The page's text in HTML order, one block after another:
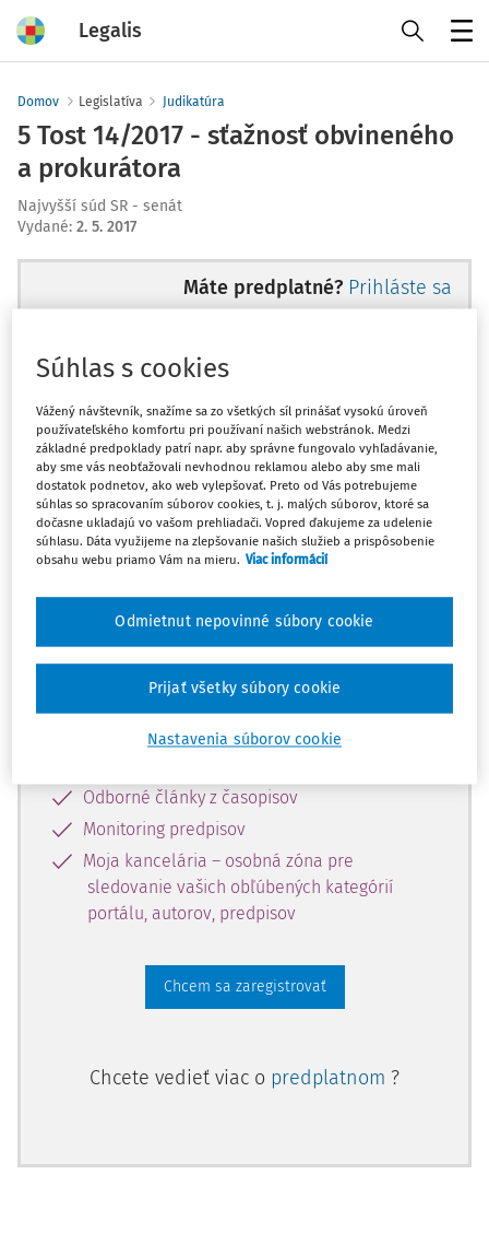
Legalis
Domov Legislatíva Judikatúra
5 Tost 14/2017 - sťažnosť obvineného
a prokurátora
Najvyšší súd SR - senát
Vydané: 2. 5. 2017
Máte predplatné? Prihláste sa
Ups, zatiaľ ste si prečítali len
začiatok...
Celý odborný obsah z tejto oblasti je
dostupný predplatiteľom portálu.
Odomknite si prístup k odbornému
obsahu a získajte prístup na 10 dní
zdarma, stačí sa len zaregistrovať.
Vďaka registrácii získate prístup aj k
vybranému obsahu:
Odborné články z časopisov
Monitoring predpisov
Moja kancelária – osobná zóna pre
sledovanie vašich obľúbených kategórií
portálu, autorov, predpisov
Chcem sa zaregistrovať
Chcete vedieť viac o predplatnom ?
Súhlas s cookies
Vážený návštevník, snažíme sa zo všetkých síl prinášať vysokú úroveň
používateľského komfortu pri používaní našich webstránok. Medzi
základné predpoklady patrí napr. aby správne fungovalo vyhľadávanie,
aby sme vás neobťažovali nevhodnou reklamou alebo aby sme mali
dostatok podnetov, ako web vylepšovať. Preto od Vás potrebujeme
súhlas so spracovaním súborov cookies, t. j. malých súborov, ktoré sa
dočasne ukladajú vo vašom prehliadači. Vopred ďakujeme za udelenie
súhlasu. Dáta využijeme na zlepšovanie našich služieb a prispôsobenie
obsahu webu priamo Vám na mieru. Viac informácií
Nastavenia súborov cookie
Odmietnut nepovinné súbory cookie
Prijať všetky súbory cookie